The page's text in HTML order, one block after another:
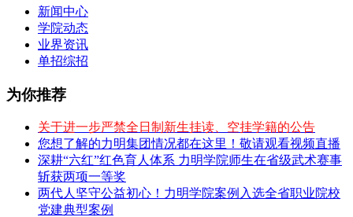
新闻中心
学院动态
业界资讯
单招综招
为你推荐
关于进一步严禁全日制新生挂读、空挂学籍的公告
您想了解的力明集团情况都在这里！敬请观看视频直播
深耕“六红”红色育人体系 力明学院师生在省级武术赛事
斩获两项一等奖
两代人坚守公益初心！力明学院案例入选全省职业院校
党建典型案例